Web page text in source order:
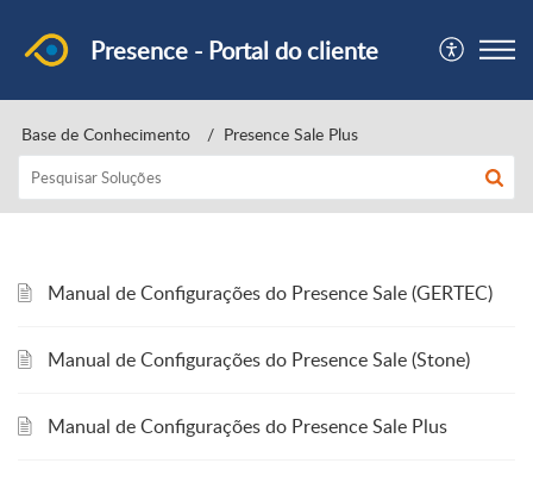
Presence - Portal do cliente
Base de Conhecimento Presence Sale Plus
Manual de Configurações do Presence Sale (GERTEC)
Manual de Configurações do Presence Sale (Stone)
Manual de Configurações do Presence Sale Plus